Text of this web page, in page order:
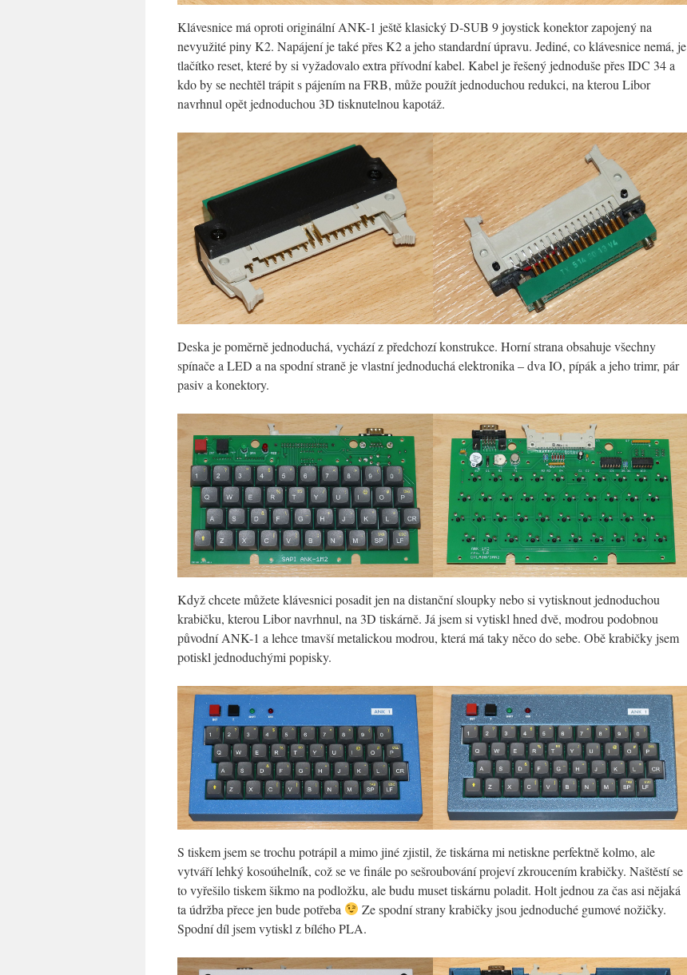
Klávesnice má oproti originální ANK-1 ještě klasický D-SUB 9 joystick konektor zapojený na
nevyužité piny K2. Napájení je také přes K2 a jeho standardní úpravu. Jediné, co klávesnice nemá, je
tlačítko reset, které by si vyžadovalo extra přívodní kabel. Kabel je řešený jednoduše přes IDC 34 a
kdo by se nechtěl trápit s pájením na FRB, může použít jednoduchou redukci, na kterou Libor
navrhnul opět jednoduchou 3D tisknutelnou kapotáž.
Deska je poměrně jednoduchá, vychází z předchozí konstrukce. Horní strana obsahuje všechny
spínače a LED a na spodní straně je vlastní jednoduchá elektronika – dva IO, pípák a jeho trimr, pár
pasiv a konektory.
Když chcete můžete klávesnici posadit jen na distanční sloupky nebo si vytisknout jednoduchou
krabičku, kterou Libor navrhnul, na 3D tiskárně. Já jsem si vytiskl hned dvě, modrou podobnou
původní ANK-1 a lehce tmavší metalickou modrou, která má taky něco do sebe. Obě krabičky jsem
potiskl jednoduchými popisky.
S tiskem jsem se trochu potrápil a mimo jiné zjistil, že tiskárna mi netiskne perfektně kolmo, ale
vytváří lehký kosoúhelník, což se ve finále po sešroubování projeví zkroucením krabičky. Naštěstí se
to vyřešilo tiskem šikmo na podložku, ale budu muset tiskárnu poladit. Holt jednou za čas asi nějaká
ta údržba přece jen bude potřeba
Ze spodní strany krabičky jsou jednoduché gumové nožičky.
Spodní díl jsem vytiskl z bílého PLA.